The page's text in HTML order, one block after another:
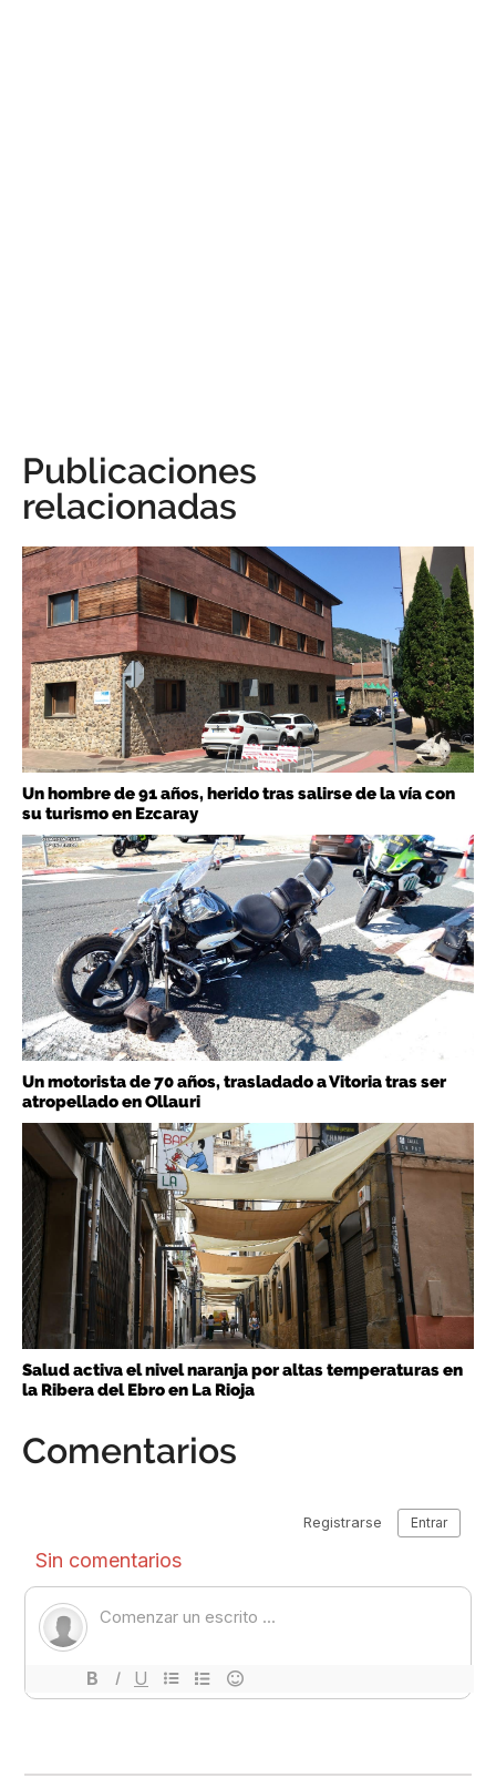
Publicaciones
relacionadas
Un hombre de 91 años, herido tras salirse de la vía con
su turismo en Ezcaray
Un motorista de 70 años, trasladado a Vitoria tras ser
atropellado en Ollauri
Salud activa el nivel naranja por altas temperaturas en
la Ribera del Ebro en La Rioja
Comentarios